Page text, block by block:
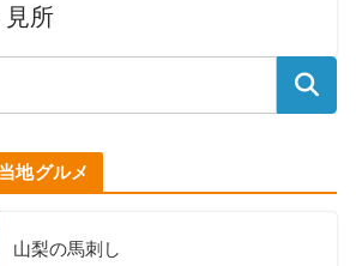
見所
地グルメ
山梨の馬刺し